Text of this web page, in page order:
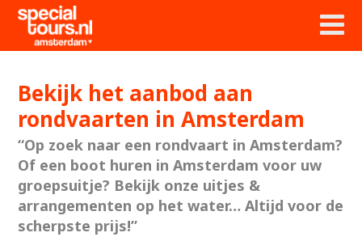
Bekijk het aanbod aan
rondvaarten in Amsterdam
“Op zoek naar een rondvaart in Amsterdam?
Of een boot huren in Amsterdam voor uw
groepsuitje? Bekijk onze uitjes &
arrangementen op het water… Altijd voor de
scherpste prijs!”